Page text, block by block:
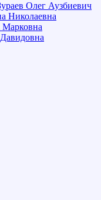
Олег Аузбиевич
Николаевна